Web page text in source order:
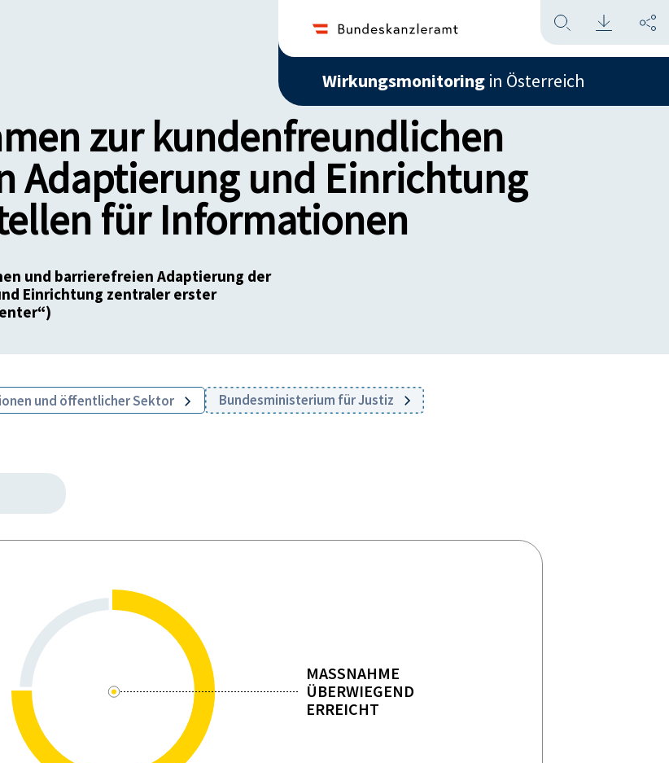
Wirkungsmonitoring in Österreich
zur kundenfreundlichen
Adaptierung und Einrichtung
für Informationen
und barrierefreien Adaptierung der
Einrichtung zentraler erster
und öffentlicher Sektor
Bundesministerium für Justiz
MASSNAHME
ÜBERWIEGEND
ERREICHT